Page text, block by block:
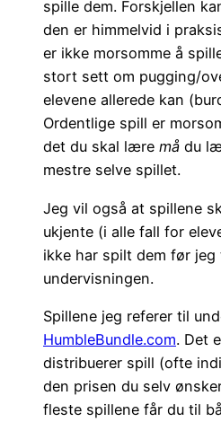
spille dem. Forskjellen
den er himmelvid i
er ikke morsomme å
stort sett om pugging/
elevene allerede kan
Ordentlige spill er
det du skal lære må du
mestre selve spillet.
Jeg vil også at spillene
ukjente (i alle fall for
ikke har spilt dem før jeg
undervisningen.
Spillene jeg referer til
HumbleBundle.com. Det
distribuerer spill (ofte
den prisen du selv
fleste spillene får du til